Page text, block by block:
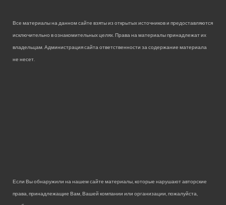
Все материалы на данном сайте взяты из открытых источников и предоставляются
исключительно в ознакомительных целях. Права на материалы принадлежат их
владельцам. Администрация сайта ответственности за содержание материала
не несет.
Если Вы обнаружили на нашем сайте материалы, которые нарушают авторские
права, принадлежащие Вам, Вашей компании или организации, пожалуйста,